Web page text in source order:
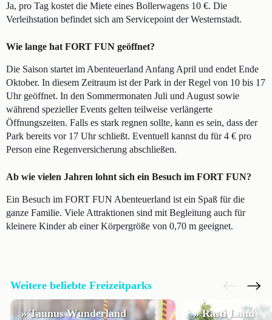
Ja, pro Tag kostet die Miete eines Bollerwagens 10 €. Die
Verleihstation befindet sich am Servicepoint der Westernstadt.
Wie lange hat FORT FUN geöffnet?
Die Saison startet im Abenteuerland Anfang April und endet Ende
Oktober. In diesem Zeitraum ist der Park in der Regel von 10 bis 17
Uhr geöffnet. In den Sommermonaten Juli und August sowie
während spezieller Events gelten teilweise verlängerte
Öffnungszeiten. Falls es stark regnen sollte, kann es sein, dass der
Park bereits vor 17 Uhr schließt. Eventuell kannst du für 4 € pro
Person eine Regenversicherung abschließen.
Ab wie vielen Jahren lohnt sich ein Besuch im FORT FUN?
Ein Besuch im FORT FUN Abenteuerland ist ein Spaß für die
ganze Familie. Viele Attraktionen sind mit Begleitung auch für
kleinere Kinder ab einer Körpergröße von 0,70 m geeignet.
Weitere beliebte Freizeitparks
» Taunus Wunderland » Rasti Land